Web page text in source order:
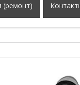
(ремонт)